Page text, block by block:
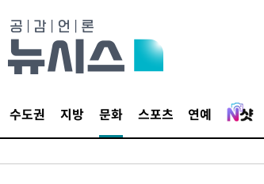
수도권 지방 문화 스포츠 연예